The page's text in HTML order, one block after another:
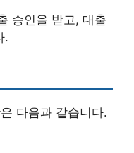
승인을 받고, 대출
.
다음과 같습니다.